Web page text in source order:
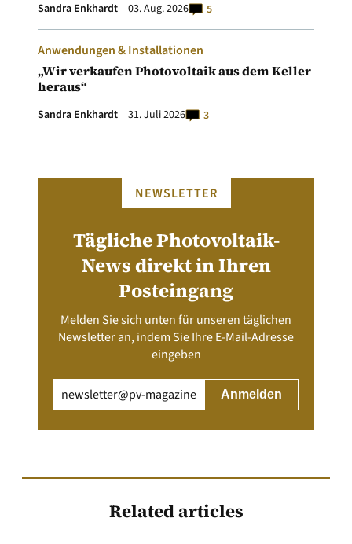
Sandra Enkhardt 03. Aug. 2026 5
Anwendungen & Installationen
„Wir verkaufen Photovoltaik aus dem Keller
heraus“
Sandra Enkhardt 31. Juli 2026 3
NEWSLETTER
Tägliche Photovoltaik-
News direkt in Ihren
Posteingang
Melden Sie sich unten für unseren täglichen
Newsletter an, indem Sie Ihre E-Mail-Adresse
eingeben
(erforderlich)
Related articles